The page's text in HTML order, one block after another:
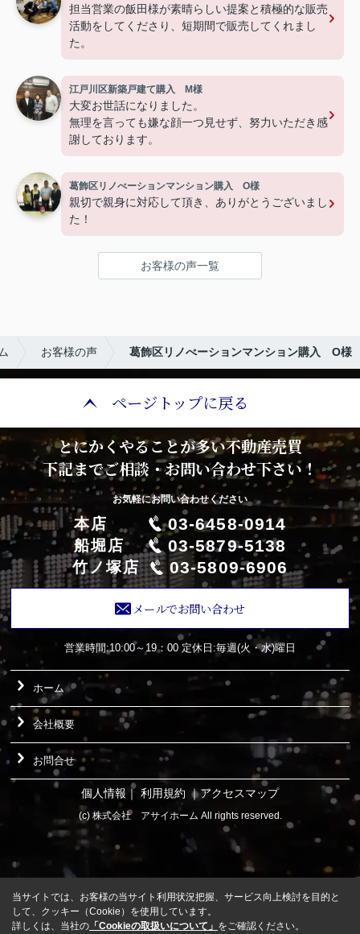
担当営業の飯田様が素晴らしい提案と積極的な販売
活動をしてくださり、短期間で販売してくれまし
た。
江戸川区新築戸建て購入 M様
大変お世話になりました。
無理を言っても嫌な顔一つ見せず、努力いただき感
謝しております。
葛飾区リノべーションマンション購入 O様
親切で親身に対応して頂き、ありがとうございまし
た！
お客様の声一覧
お客様の声 葛飾区リノべーションマンション購入 O様
ページトップに戻る
とにかくやることが多い不動産売買
下記までご相談・お問い合わせ下さい！
お気軽にお問い合わせください
本店 03-6458-0914
船堀店 03-5879-5138
竹ノ塚店 03-5809-6906
メールでお問い合わせ
営業時間:10:00～19：00 定休日:毎週(火・水)曜日
ホーム
会社概要
お問合せ
個人情報 ｜ 利用規約 ｜アクセスマップ
(c) 株式会社 アサイホーム All rights reserved.
当サイトでは、お客様の当サイト利用状況把握、サービス向上検討を目的と
して、クッキー（Cookie）を使用しています。
詳しくは、当社の 「Cookieの取扱いについて」 をご確認ください。